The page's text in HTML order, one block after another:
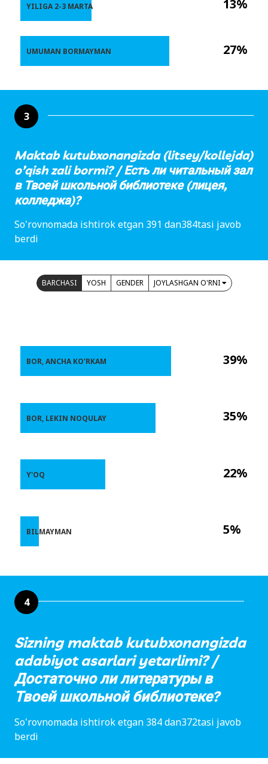
13%
27%
YILIGA 2-3 MARTA
UMUMAN BORMAYMAN
3
Maktab kutubxonangizda (litsey/kollejda)
o’qish zali bormi? / Есть ли читальный зал
в Твоей школьной библиотеке (лицея,
колледжа)?
So'rovnomada ishtirok etgan 391 dan384tasi javob
berdi
BARCHASI YOSH GENDER JOYLASHGAN O'RNI
39%
35%
22%
5%
BOR, ANCHA KO'RKAM
BOR, LEKIN NOQULAY
Y'OQ
BILMAYMAN
4
Sizning maktab kutubxonangizda
adabiyot asarlari yetarlimi? /
Достаточно ли литературы в
Твоей школьной библиотеке?
So'rovnomada ishtirok etgan 384 dan372tasi javob
berdi